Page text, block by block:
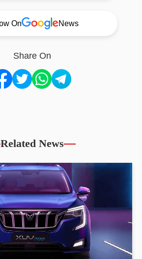
On News
Share On
Related News